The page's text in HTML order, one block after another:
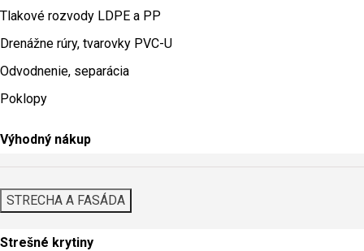
Tlakové rozvody LDPE a PP
Drenážne rúry, tvarovky PVC-U
Odvodnenie, separácia
Poklopy
Výhodný nákup
STRECHA A FASÁDA
Strešné krytiny